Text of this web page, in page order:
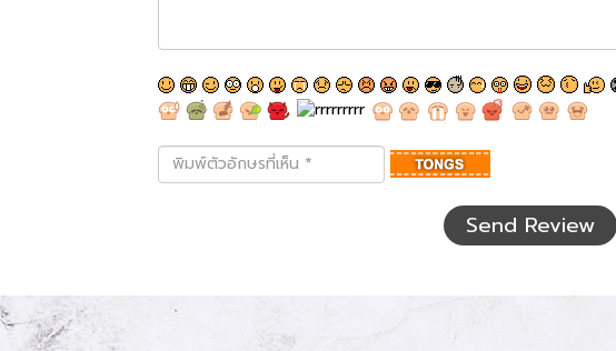
พิมพ์
ตัว
Send Review